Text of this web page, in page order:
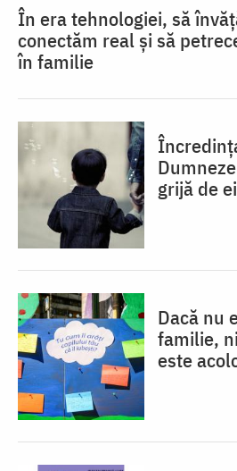
În era tehnologiei, să
conectăm real și să
în familie
grijă de ei
Dacă nu
familie,
este